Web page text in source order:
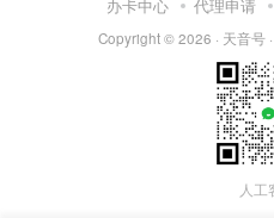
办卡中心 代理申请
Copyright © 2026 · 天音号·
人工